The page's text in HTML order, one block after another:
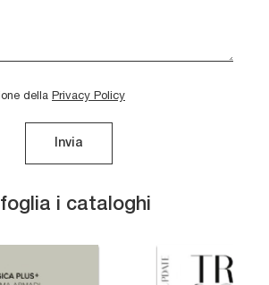
i cataloghi
della Privacy Policy
Invia